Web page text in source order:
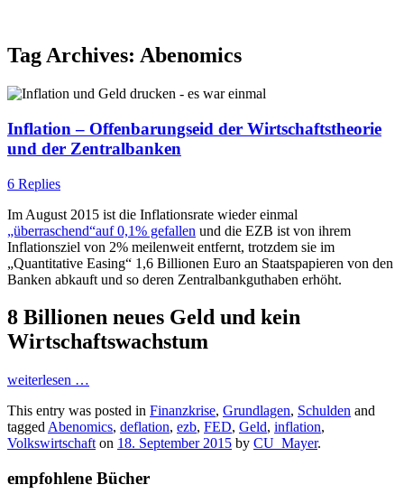
Tag Archives: Abenomics
Inflation – Offenbarungseid der Wirtschaftstheorie
und der Zentralbanken
6 Replies
Im August 2015 ist die Inflationsrate wieder einmal
„überraschend“auf 0,1% gefallen und die EZB ist von ihrem
Inflationsziel von 2% meilenweit entfernt, trotzdem sie im
„Quantitative Easing“ 1,6 Billionen Euro an Staatspapieren von den
Banken abkauft und so deren Zentralbankguthaben erhöht.
8 Billionen neues Geld und kein
Wirtschaftswachstum
weiterlesen …
This entry was posted in Finanzkrise, Grundlagen, Schulden and
tagged Abenomics, deflation, ezb, FED, Geld, inflation,
Volkswirtschaft on 18. September 2015 by CU_Mayer.
empfohlene Bücher